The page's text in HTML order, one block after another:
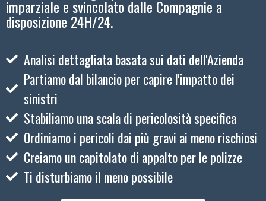
imparziale e svincolato dalle Compagnie a
disposizione 24H/24.
Analisi dettagliata basata sui dati dell'Azienda
Partiamo dal bilancio per capire l'impatto dei
sinistri
Stabiliamo una scala di pericolosità specifica
Ordiniamo i pericoli dai più gravi ai meno rischiosi
Creiamo un capitolato di appalto per le polizze
Ti disturbiamo il meno possibile